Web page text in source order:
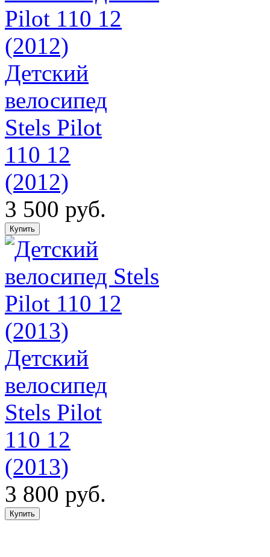
Детский
велосипед
Stels Pilot
110 12
(2012)
3 500 руб.
Детский
велосипед
Stels Pilot
110 12
(2013)
3 800 руб.